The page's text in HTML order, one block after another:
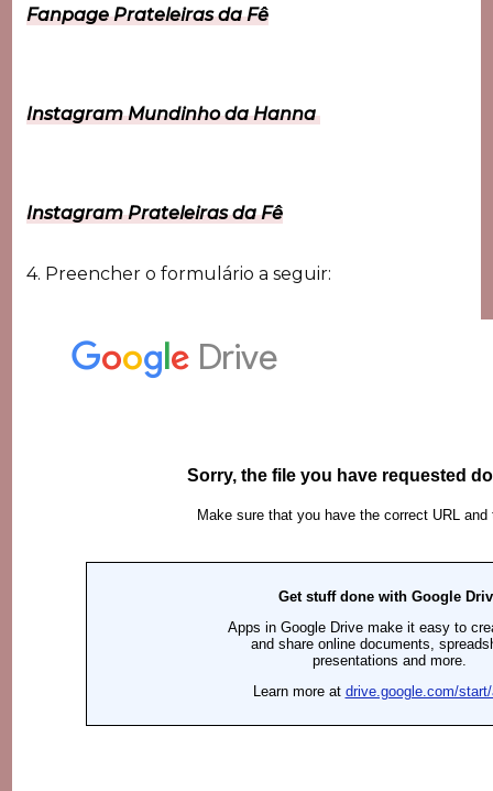
Fanpage Prateleiras da Fê
Instagram Mundinho da Hanna
Instagram Prateleiras da Fê
4. Preencher o formulário a seguir: